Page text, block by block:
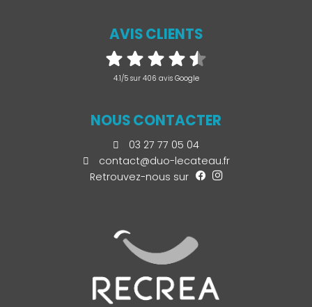
AVIS CLIENTS
4.1/5 sur 406 avis Google
NOUS CONTACTER
03 27 77 05 04
contact@duo-lecateau.fr
Retrouvez-nous sur